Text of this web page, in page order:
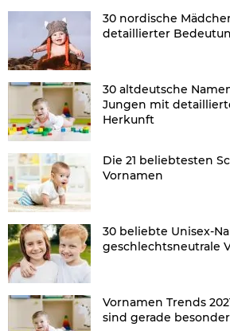
30 nordische
detaillierter
30 altdeutsche
Jungen mit
Herkunft
Die 21 beliebtesten
Vornamen
30 beliebte Unisex-
geschlechtsneutrale
Vornamen Trends
sind gerade